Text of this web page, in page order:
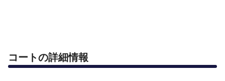
コートの詳細情報